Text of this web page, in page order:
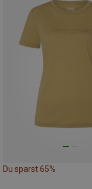
Du sparst 65%